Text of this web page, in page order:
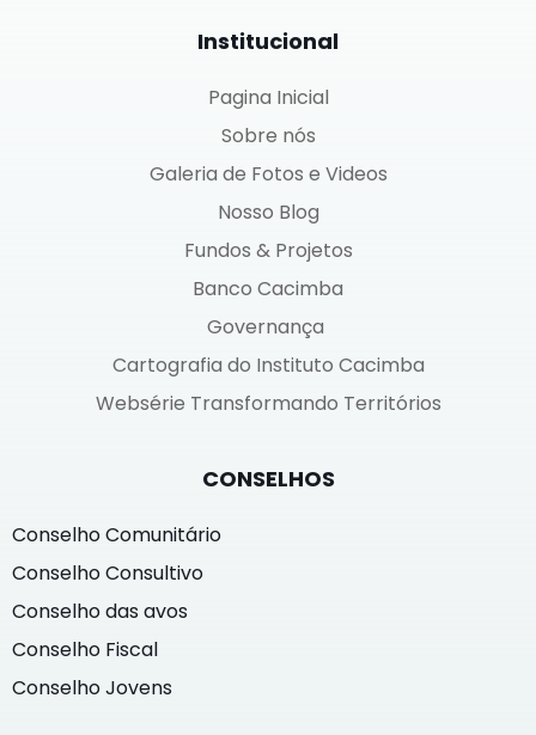
Institucional
Pagina Inicial
Sobre nós
Galeria de Fotos e Videos
Nosso Blog
Fundos & Projetos
Banco Cacimba
Governança
Cartografia do Instituto Cacimba
Websérie Transformando Territórios
CONSELHOS
Conselho Comunitário
Conselho Consultivo
Conselho das avos
Conselho Fiscal
Conselho Jovens